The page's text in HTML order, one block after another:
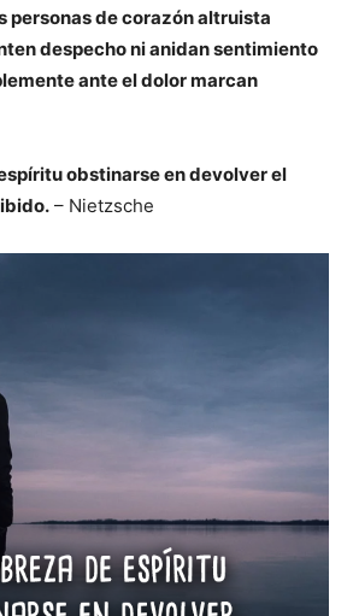
personas de corazón altruista
despecho ni anidan sentimiento
ante el dolor marcan
obstinarse en devolver el
– Nietzsche